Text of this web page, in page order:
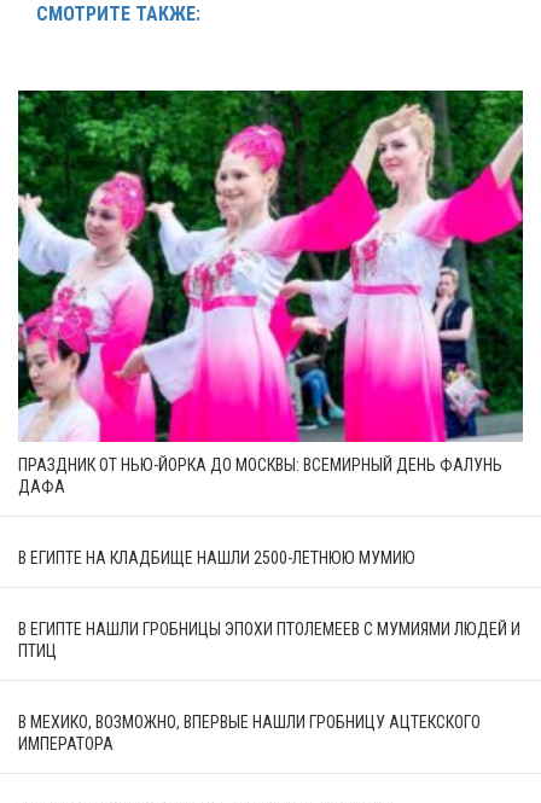
СМОТРИТЕ ТАКЖЕ:
ПРАЗДНИК ОТ НЬЮ-ЙОРКА ДО МОСКВЫ: ВСЕМИРНЫЙ ДЕНЬ ФАЛУНЬ
ДАФА
В ЕГИПТЕ НА КЛАДБИЩЕ НАШЛИ 2500-ЛЕТНЮЮ МУМИЮ
В ЕГИПТЕ НАШЛИ ГРОБНИЦЫ ЭПОХИ ПТОЛЕМЕЕВ С МУМИЯМИ ЛЮДЕЙ И
ПТИЦ
В МЕХИКО, ВОЗМОЖНО, ВПЕРВЫЕ НАШЛИ ГРОБНИЦУ АЦТЕКСКОГО
ИМПЕРАТОРА